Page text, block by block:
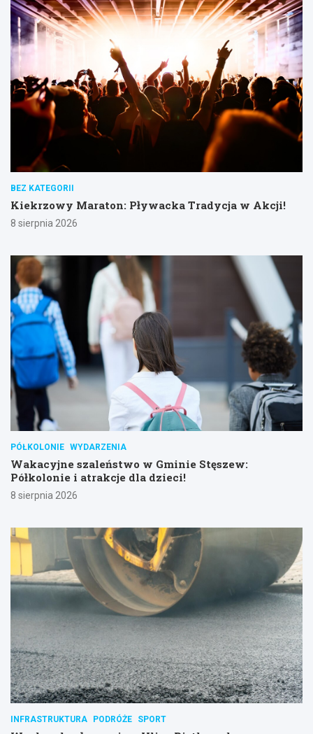
BEZ KATEGORII
Kiekrzowy Maraton: Pływacka Tradycja w Akcji!
8 sierpnia 2026
PÓŁKOLONIE WYDARZENIA
Wakacyjne szaleństwo w Gminie Stęszew:
Półkolonie i atrakcje dla dzieci!
8 sierpnia 2026
INFRASTRUKTURA PODRÓŻE SPORT